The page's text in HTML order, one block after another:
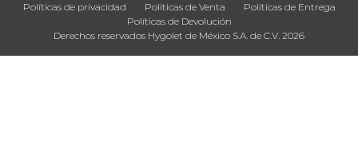
Políticas de privacidad
Políticas de Venta
Políticas de Entrega
Políticas de Devolución
Derechos reservados Hygolet de México S.A. de C.V. 2026